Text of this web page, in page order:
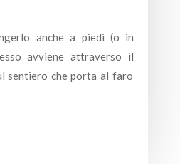
anche a piedi (o in
avviene attraverso il
sentiero che porta al faro